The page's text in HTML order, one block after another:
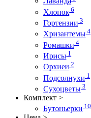
Хлопок 6
Гортензии 3
Хризантемы 4
Ромашки 4
Ирисы 1
Орхиеи 2
Подсолнухи 1
Сухоцветы 3
Комплект >
Бутоньерки 10